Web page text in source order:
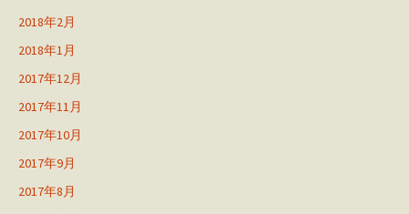
2018年2月
2018年1月
2017年12月
2017年11月
2017年10月
2017年9月
2017年8月